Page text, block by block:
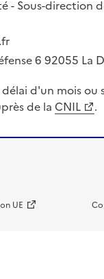
- Sous-direction
6 92055 La
d'un mois
de la CNIL .
UE